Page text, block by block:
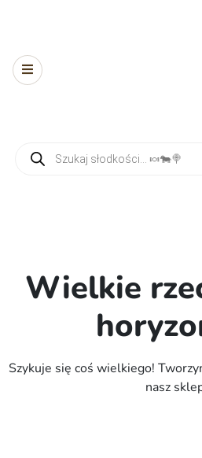
Wielkie
Szykuje się coś wielkiego!
nasz